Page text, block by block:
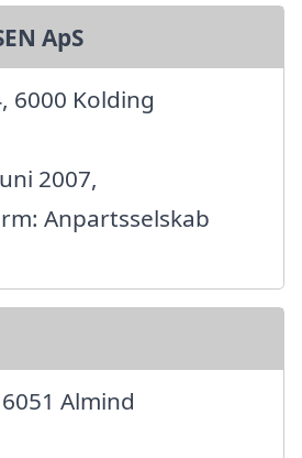
ApS
6000 Kolding
2007,
Anpartsselskab
Almind